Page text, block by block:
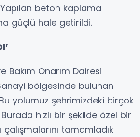
beton kaplama
güçlü hale getirildi.
Bakım Onarım Dairesi
bölgesinde bulunan
yolumuz şehrimizdeki birçok
hızlı bir şekilde özel bir
tamamladık